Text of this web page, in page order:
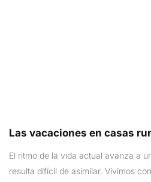
Las vacaciones en casas
El ritmo de la vida actual avanza a
resulta difícil de asimilar. Vivimos